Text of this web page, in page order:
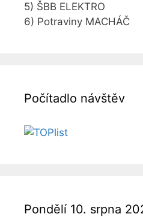
5) ŠBB ELEKTRO
6) Potraviny MACHÁČ
Počítadlo návštěv
Pondělí 10. srpna